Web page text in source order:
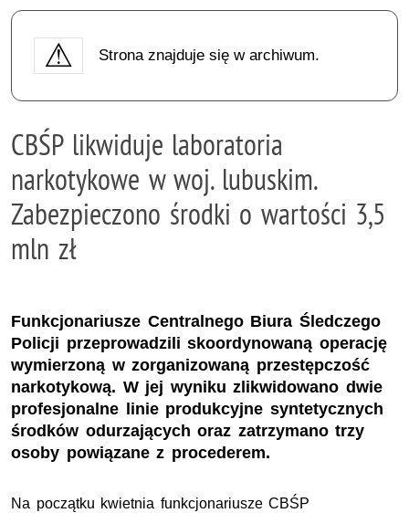
Strona znajduje się w archiwum.
CBŚP likwiduje laboratoria
narkotykowe w woj. lubuskim.
Zabezpieczono środki o wartości 3,5
mln zł
Funkcjonariusze Centralnego Biura Śledczego
Policji przeprowadzili skoordynowaną operację
wymierzoną w zorganizowaną przestępczość
narkotykową. W jej wyniku zlikwidowano dwie
profesjonalne linie produkcyjne syntetycznych
środków odurzających oraz zatrzymano trzy
osoby powiązane z procederem.
Na początku kwietnia funkcjonariusze CBŚP